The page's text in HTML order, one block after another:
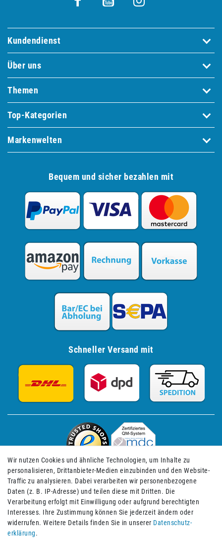
Kundendienst
Über uns
Themen
Top-Kategorien
Markenwelten
Bequem und sicher bezahlen mit
Schneller Versand mit
Impressum Daten­schutz­erklärung AGB
Wir nutzen Cookies und ähnliche Technologien, um Inhalte zu
personalisieren, Drittanbieter-Medien einzubinden und den Website-
Traffic zu analysieren. Dabei verarbeiten wir personenbezogene
Daten (z. B. IP-Adresse) und teilen diese mit Dritten. Die
Verarbeitung erfolgt mit Einwilligung oder aufgrund berechtigten
Interesses. Ihre Zustimmung können Sie jederzeit ändern oder
widerrufen. Weitere Details finden Sie in unserer Daten­schutz­
erklärung.